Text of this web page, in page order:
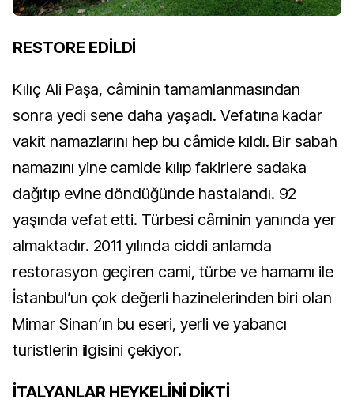
RESTORE EDİLDİ
Kılıç Ali Paşa, câminin tamamlanmasından
sonra yedi sene daha yaşadı. Vefatına kadar
vakit namazlarını hep bu câmide kıldı. Bir sabah
namazını yine camide kılıp fakirlere sadaka
dağıtıp evine döndüğünde hastalandı. 92
yaşında vefat etti. Türbesi câminin yanında yer
almaktadır. 2011 yılında ciddi anlamda
restorasyon geçiren cami, türbe ve hamamı ile
İstanbul’un çok değerli hazinelerinden biri olan
Mimar Sinan’ın bu eseri, yerli ve yabancı
turistlerin ilgisini çekiyor.
İTALYANLAR HEYKELİNİ DİKTİ